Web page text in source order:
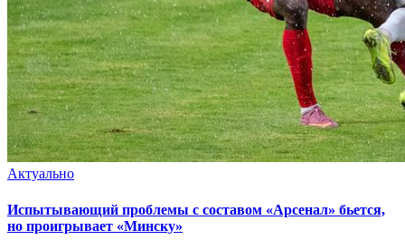
Актуально
Испытывающий проблемы с составом «Арсенал» бьется,
но проигрывает «Минску»